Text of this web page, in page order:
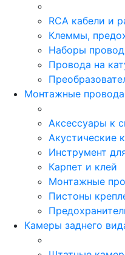
RCA кабели и
Клеммы,
Наборы
Провода на
Монтажные
Аксессуары к
Акустические
Инструмент
Карпет и клей
Монтажные
Пистоны
Камеры заднего